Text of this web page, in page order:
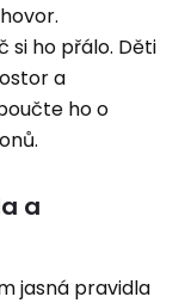
si ho přálo. Děti
a
ho o
a
jasná pravidla